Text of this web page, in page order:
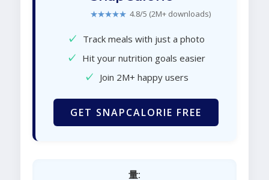
★★★★★ 4.8/5 (2M+ downloads)
✓ Track meals with just a photo
✓ Hit your nutrition goals easier
✓ Join 2M+ happy users
GET SNAPCALORIE FREE
量: